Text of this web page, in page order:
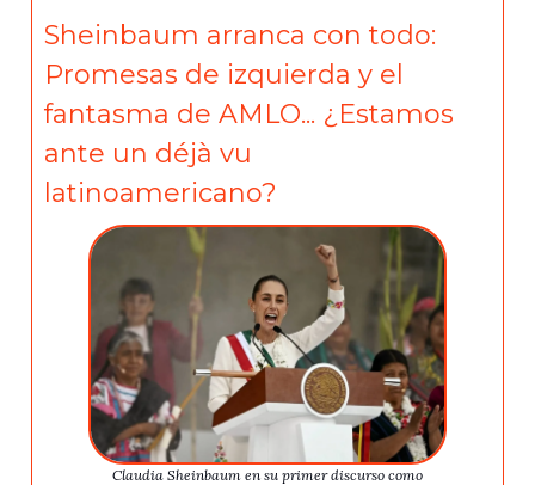
Sheinbaum arranca con todo:
Promesas de izquierda y el
fantasma de AMLO... ¿Estamos
ante un déjà vu
latinoamericano?
Claudia Sheinbaum en su primer discurso como